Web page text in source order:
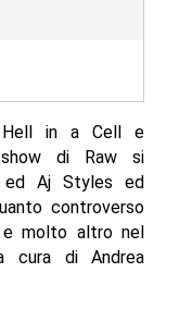
Hell in a Cell e
di Raw si
ed Aj Styles ed
controverso
molto altro nel
cura di Andrea